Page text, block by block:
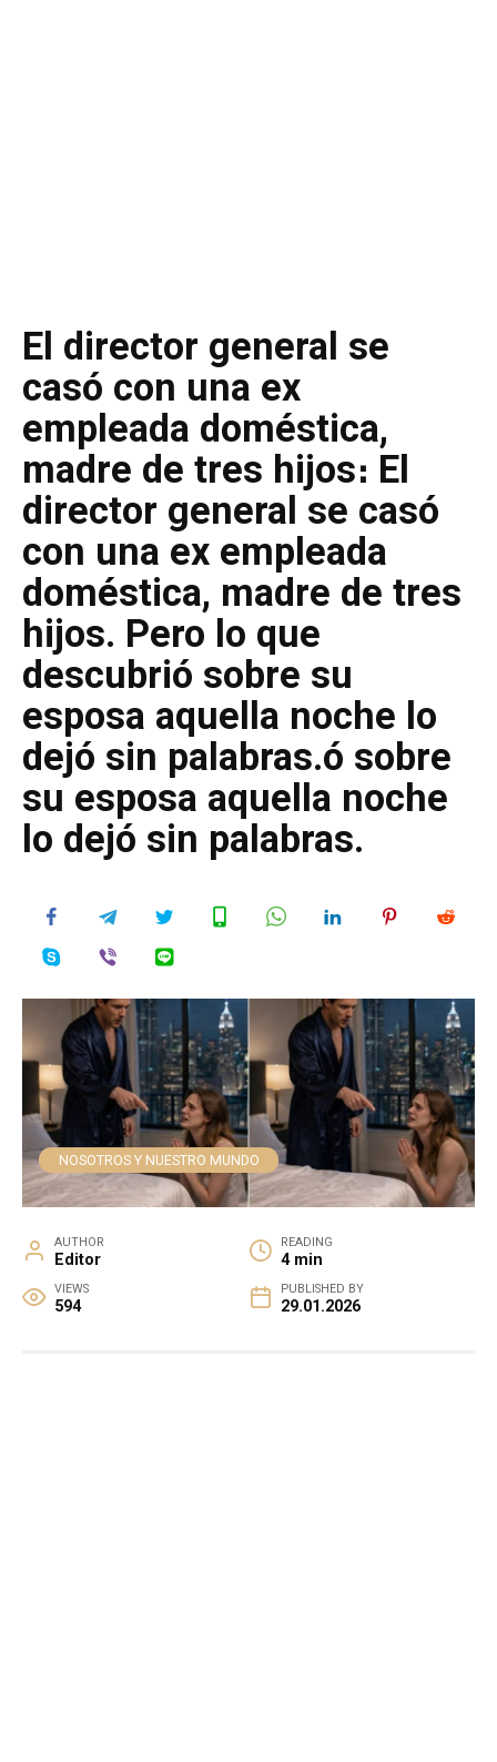
El director general se
casó con una ex
empleada doméstica,
madre de tres hijos։ El
director general se casó
con una ex empleada
doméstica, madre de tres
hijos. Pero lo que
descubrió sobre su
esposa aquella noche lo
dejó sin palabras.ó sobre
su esposa aquella noche
lo dejó sin palabras.
NOSOTROS Y NUESTRO MUNDO
AUTHOR
Editor
READING
4 min
VIEWS
594
PUBLISHED BY
29.01.2026